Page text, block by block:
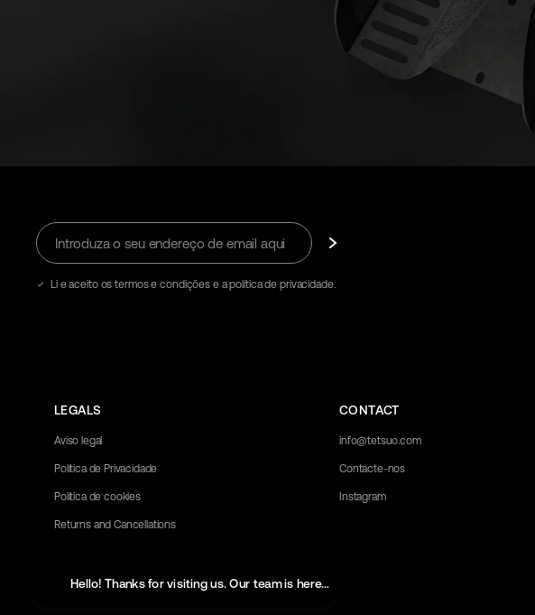
Introduza
o
seu
endereço
Subscrever
Li e aceito os termos e condições e a política de privacidade.
LEGALS
Aviso legal
Política de Privacidade
Política de cookies
Returns and Cancellations
CONTACT
info@tetsuo.com
Contacte-nos
Instagram
Hello! Thanks for visiting us. Our team is here to help with any questions you may